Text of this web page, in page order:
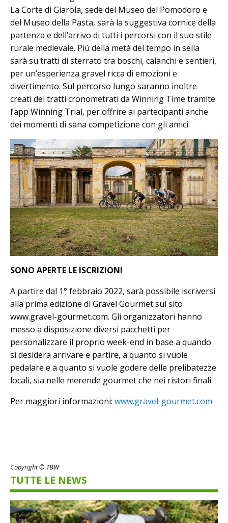
La Corte di Giarola, sede del Museo del Pomodoro e
del Museo della Pasta, sarà la suggestiva cornice della
partenza e dell’arrivo di tutti i percorsi con il suo stile
rurale medievale. Più della metà del tempo in sella
sarà su tratti di sterrato tra boschi, calanchi e sentieri,
per un’esperienza gravel ricca di emozioni e
divertimento. Sul percorso lungo saranno inoltre
creati dei tratti cronometrati da Winning Time tramite
l’app Winning Trial, per offrire ai partecipanti anche
dei momenti di sana competizione con gli amici.
SONO APERTE LE ISCRIZIONI
A partire dal 1° febbraio 2022, sarà possibile iscriversi
alla prima edizione di Gravel Gourmet sul sito
www.gravel-gourmet.com. Gli organizzatori hanno
messo a disposizione diversi pacchetti per
personalizzare il proprio week-end in base a quando
si desidera arrivare e partire, a quanto si vuole
pedalare e a quanto si vuole godere delle prelibatezze
locali, sia nelle merende gourmet che nei ristori finali.
Per maggiori informazioni: www.gravel-gourmet.com
Copyright © TBW
TUTTE LE NEWS